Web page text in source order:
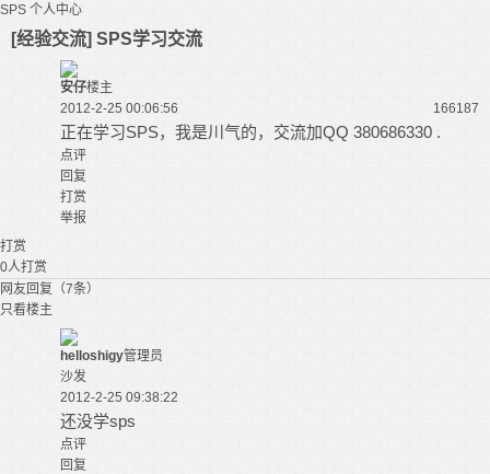
SPS 个人中心
[经验交流] SPS学习交流
安仔楼主
2012-2-25 00:06:56
166187
正在学习SPS，我是川气的，交流加QQ 380686330 .
点评
回复
打赏
举报
打赏
0人打赏
网友回复（7条）
只看楼主
helloshigy管理员
沙发
2012-2-25 09:38:22
还没学sps
点评
回复